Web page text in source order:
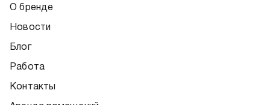
О бренде
Новости
Блог
Работа
Контакты